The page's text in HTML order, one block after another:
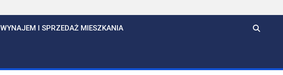
WYNAJEM I SPRZEDAŻ MIESZKANIA